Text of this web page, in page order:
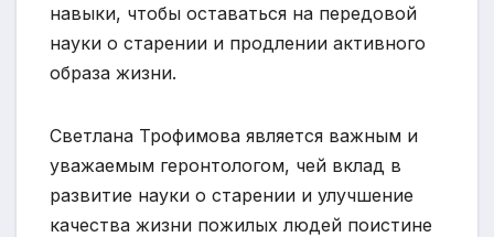
навыки, чтобы оставаться на передовой
науки о старении и продлении активного
образа жизни.
Светлана Трофимова является важным и
уважаемым геронтологом, чей вклад в
развитие науки о старении и улучшение
качества жизни пожилых людей поистине